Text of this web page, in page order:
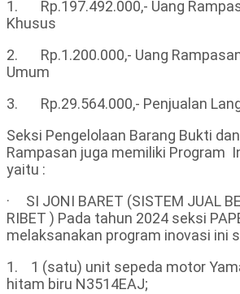
1. Rp.197.492.000,- Uang
Khusus
2. Rp.1.200.000,- Uang
Umum
3. Rp.29.564.000,- Penjualan
Seksi Pengelolaan Barang Bukti
Rampasan juga memiliki Program
yaitu :
· SI JONI BARET (SISTEM JUAL
RIBET ) Pada tahun 2024 seksi
melaksanakan program inovasi ini
1. 1 (satu) unit sepeda motor
hitam biru N3514EAJ;